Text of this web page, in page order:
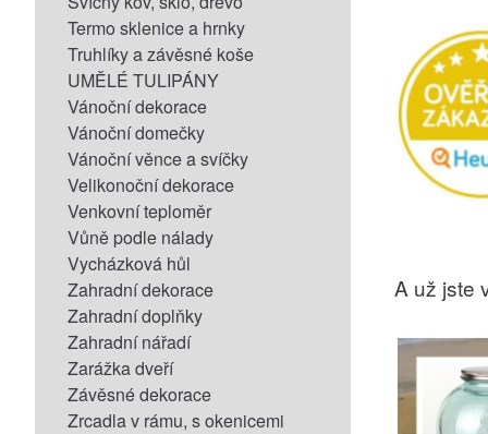
Termo sklenice a hrnky
Truhlíky a závěsné koše
UMĚLÉ TULIPÁNY
Vánoční dekorace
Vánoční domečky
Vánoční věnce a svíčky
Velikonoční dekorace
Venkovní teploměr
Vůně podle nálady
Vycházková hůl
Zahradní dekorace
Zahradní doplňky
Zahradní nářadí
Zarážka dveří
Závěsné dekorace
Zrcadla v rámu, s okenicemi
A už jste